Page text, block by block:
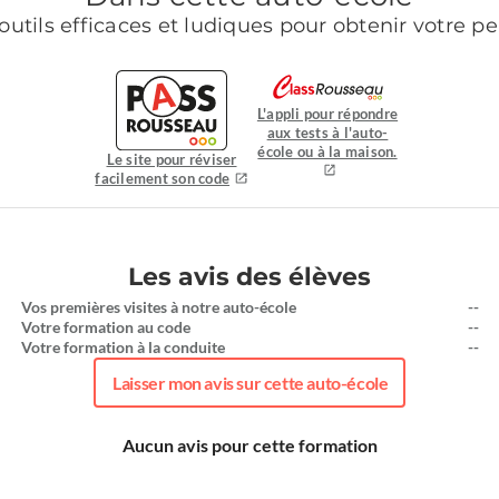
efficaces et ludiques pour obtenir votre
Le site pour réviser
facilement son code
L'appli pour répondre
aux tests à l'auto-
école ou à la maison.
Les avis des élèves
Vos premières visites à notre auto-école
Votre formation au code
Votre formation à la conduite
--
--
--
Laisser mon avis sur cette auto-école
Aucun avis pour cette formation